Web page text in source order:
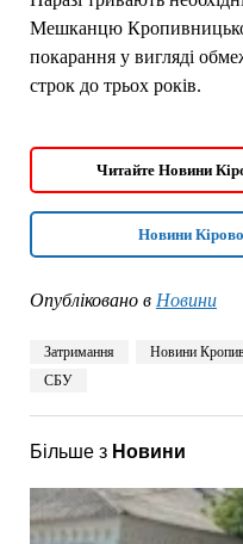
Мешканцю
покарання у вигляді
строк до трьох років.
Читайте Новини
Новини
Опубліковано в Новини
Затримання Новини
СБУ
Більше з Новини